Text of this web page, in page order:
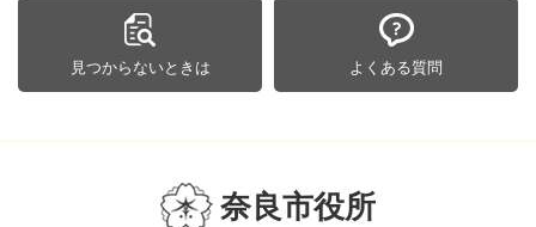
見つからないときは よくある質問
奈良市役所